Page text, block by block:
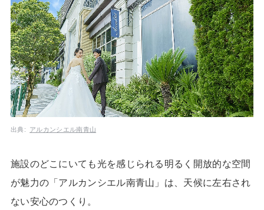
出典: アルカンシエル南青山
施設のどこにいても光を感じられる明るく開放的な空間
が魅力の「アルカンシエル南青山」は、天候に左右され
ない安心のつくり。